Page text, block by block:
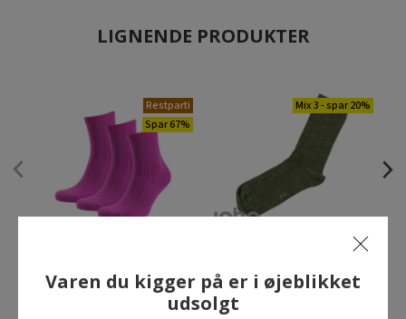
LIGNENDE PRODUKTER
Restparti
Spar 67%
59,00 kr.
Mix 3 - spar 20%
Joha strømper med uld,
59,00 kr.
Varen du kigger på er i øjeblikket
udsolgt